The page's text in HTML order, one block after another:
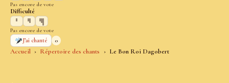
Accueil Répertoire des chants Le Bon Roi Dagobert
Pas encore de vote
Difficulté
Pas encore de vote
J’ai chanté
0